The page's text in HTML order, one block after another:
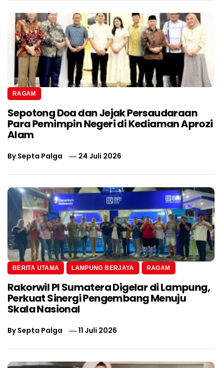
RAGAM
Sepotong Doa dan Jejak Persaudaraan
Para Pemimpin Negeri di Kediaman Aprozi
Alam
BySepta Palga 24 Juli 2026
BERITA UTAMA LAMPUNG BERJAYA RAGAM
Rakorwil PI Sumatera Digelar di Lampung,
Perkuat Sinergi Pengembang Menuju
Skala Nasional
BySepta Palga 11 Juli 2026